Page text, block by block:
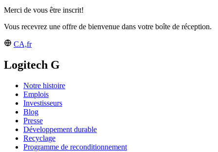
Merci de vous être inscrit!
Vous recevrez une offre de bienvenue dans votre boîte de réception.
CA,fr
Logitech G
Notre histoire
Emplois
Investisseurs
Blog
Presse
Développement durable
Recyclage
Programme de reconditionnement